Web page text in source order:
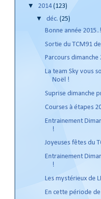
▼ 2014(123)
▼déc.(25)
Bonne année 2015..!
Sortie du TCM91
Parcours dimanche
La team Sky vous
Noël !
Suprise dimanche
Courses à étapes
Entrainement
!
Joyeuses fêtes du
Entrainement
!
Les mystérieux de
En cette période